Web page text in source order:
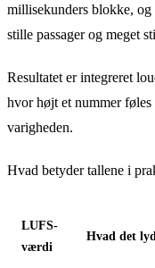
millisekunders blokke, og
stille passager og meget
Resultatet er integreret
hvor højt et nummer
varigheden.
Hvad betyder tallene i
LUFS-
værdi
Hvad det